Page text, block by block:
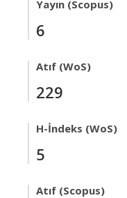
Yayın (Scopus)
6
Atıf (WoS)
229
H-İndeks (WoS)
5
Atıf (Scopus)